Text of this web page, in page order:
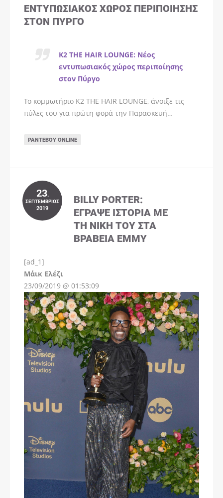
ΕΝΤΥΠΩΣΙΑΚΌΣ ΧΏΡΟΣ ΠΕΡΙΠΟΊΗΣΗΣ
ΣΤΟΝ ΠΎΡΓΟ
K2 THE HAIR LOUNGE: Νέος
εντυπωσιακός χώρος περιποίησης
στον Πύργο
Το κομμωτήριο K2 THE HAIR LOUNGE, άνοιξε τις
πύλες του για πρώτη φορά την Παρασκευή…
ΡΑΝΤΕΒΟΎ ONLINE
23.
ΣΕΠΤΈΜΒΡΙΟΣ
2019
BILLY PORTER:
ΈΓΡΑΨΕ ΙΣΤΟΡΊΑ ΜΕ
ΤΗ ΝΊΚΗ ΤΟΥ ΣΤΑ
ΒΡΑΒΕΊΑ EMMY
[ad_1]
Μάικ ΕλέζιInstagram
23/09/2019 @ 01:53:09